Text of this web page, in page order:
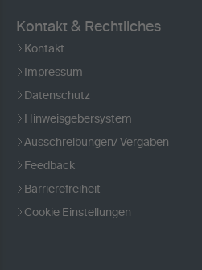
Kontakt & Rechtliches
Kontakt
Impressum
Datenschutz
Hinweisgebersystem
Ausschreibungen/ Vergaben
Feedback
Barrierefreiheit
Cookie Einstellungen